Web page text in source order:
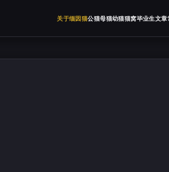
关于缅因猫公猫母猫幼猫猫窝毕业生文章